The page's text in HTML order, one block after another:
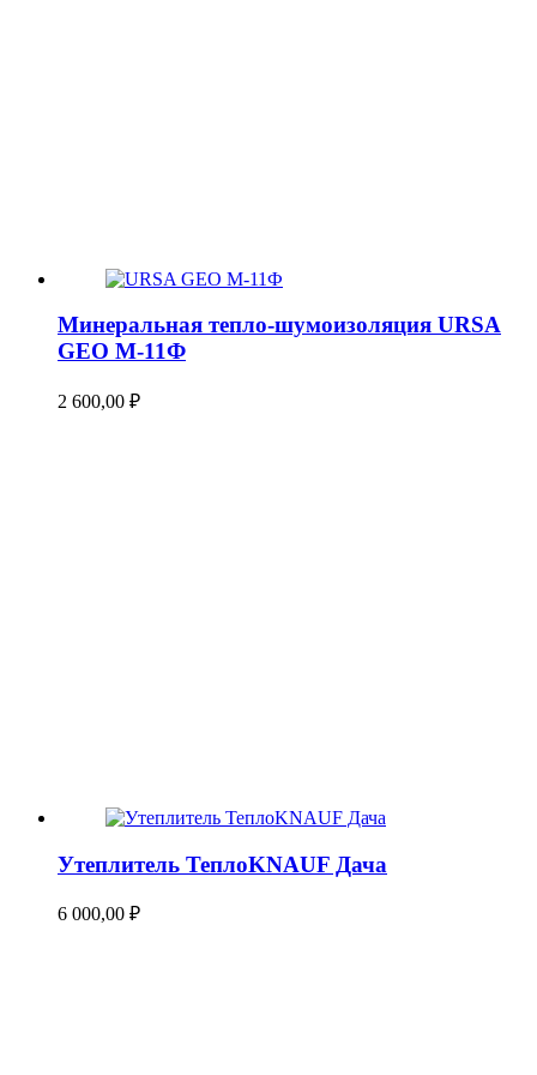
Минеральная тепло-шумоизоляция URSA
GEO М-11Ф
2 600,00 ₽
Утеплитель ТеплоKNAUF Дача
6 000,00 ₽